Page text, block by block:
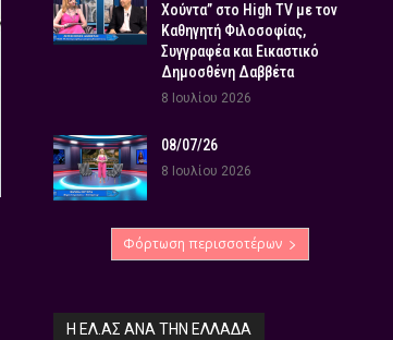
Χούντα” στο High TV με τον
Καθηγητή Φιλοσοφίας,
Συγγραφέα και Εικαστικό
Δημοσθένη Δαββέτα
8 Ιουλίου 2026
08/07/26
8 Ιουλίου 2026
Φόρτωση περισσοτέρων
Η ΕΛ.ΑΣ ΑΝΆ ΤΗΝ ΕΛΛΆΔΑ